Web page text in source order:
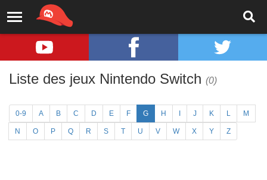
Liste des jeux Nintendo Switch (0)
0-9 A B C D E F G H J K L M
N O P Q R S T U V W X Y Z